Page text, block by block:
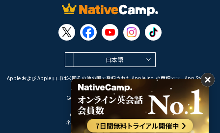
日本語
Apple および Apple ロゴは米国その他の国で登録された Apple Inc. の商標です。App Store は
Apple Inc. のサービスマークです。
Google Play は Google LLC の商標です。
Copyright © 2026 オンライン英会話
ネイティブキャンプ All Rights Reserved.